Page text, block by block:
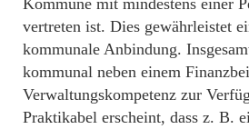
vertreten ist. Dies gewährleistet
kommunale Anbindung.
kommunal neben einem
Verwaltungskompetenz zur
Praktikabel erscheint, dass z. B.